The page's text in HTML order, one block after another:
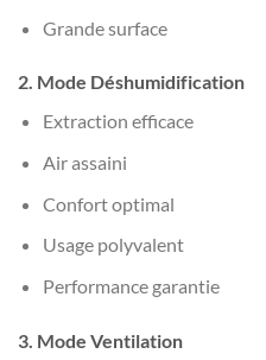
Grande surface
2. Mode Déshumidification
Extraction efficace
Air assaini
Confort optimal
Usage polyvalent
Performance garantie
3. Mode Ventilation